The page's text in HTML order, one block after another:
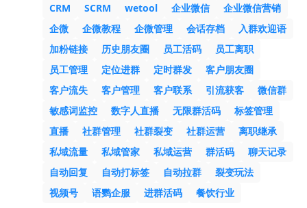
CRM SCRM wetool 企业微信
企业微信营销
企微
企微教程 企微管理 会话存档
入群欢迎语
加粉链接
历史朋友圈 员工活码
员工离职
员工管理
定位进群 定时群发
客户朋友圈
客户流失
客户管理 客户联系 引流获客
微信群
敏感词监控
数字人直播 无限群活码
标签管理
直播
社群管理 社群裂变 社群运营
离职继承
私域流量
私域管家 私域运营 群活码
聊天记录
自动回复
自动打标签 自动拉群
裂变玩法
视频号
语鹦企服 进群活码 餐饮行业